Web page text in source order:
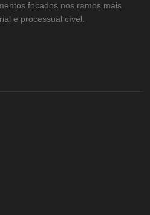
focados nos ramos mais
e processual cível.